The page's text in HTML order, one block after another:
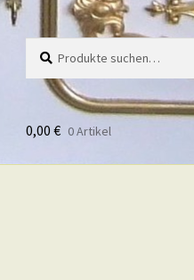
nach:
0,00 € 0 Artikel